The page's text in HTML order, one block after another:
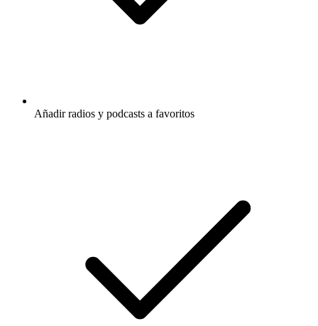
Añadir radios y podcasts a favoritos